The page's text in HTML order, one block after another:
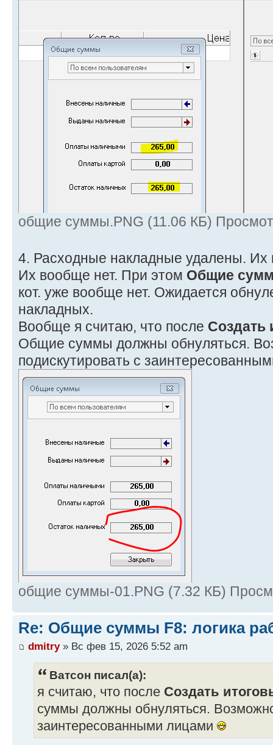
общие суммы.PNG (11.06 КБ)
4. Расходные накладные удалены. Их
Их вообще нет. При этом Общие
кот. уже вообще нет. Ожидается
накладных.
Вообще я считаю, что после Создать
Общие суммы должны обнуляться.
подискутировать с
общие суммы-01.PNG (7.32 КБ)
Re: Общие суммы F8: логика
dmitry» Вс фев 15, 2026 5:52 am
Ватсон писал(а):
я считаю, что после Создать
суммы должны обнуляться.
заинтересованными лицами